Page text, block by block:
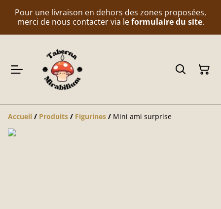
Pour une livraison en dehors des zones proposées,
merci de nous contacter via leformulaire du site.
Accueil / Produits / Figurines / Mini ami surprise